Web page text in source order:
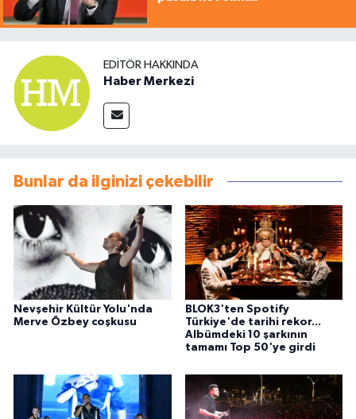
EDITÖR HAKKINDA
Haber Merkezi
Bunlar da ilginizi çekebilir
Nevşehir Kültür Yolu'nda
Merve Özbey coşkusu
BLOK3'ten Spotify
Türkiye'de tarihi rekor...
Albümdeki 10 şarkının
tamamı Top 50'ye girdi